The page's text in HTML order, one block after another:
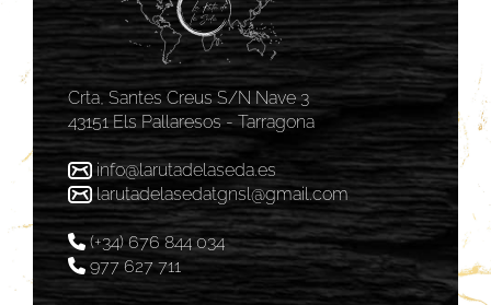
Crta, Santes Creus S/N Nave 3
43151 Els Pallaresos - Tarragona
info@larutadelaseda.es
larutadelasedatgnsl@gmail.com
(+34) 676 844 034
977 627 711